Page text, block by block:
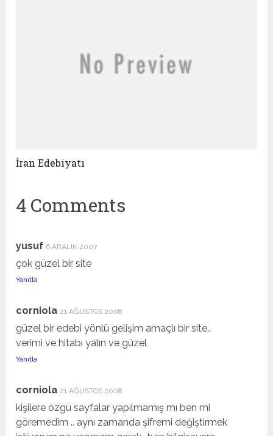
İran Edebiyatı
4 Comments
yusuf 6 ARALIK 2007
çok güzel bir site
Yanıtla
corniola 21 AĞUSTOS 2008
güzel bir edebi yönlü gelişim amaçlı bir site..
verimi ve hitabı yalın ve güzel
Yanıtla
corniola 21 AĞUSTOS 2008
kişilere özgü sayfalar yapılmamış mı ben mi
göremedim .. aynı zamanda şifremi değiştirmek